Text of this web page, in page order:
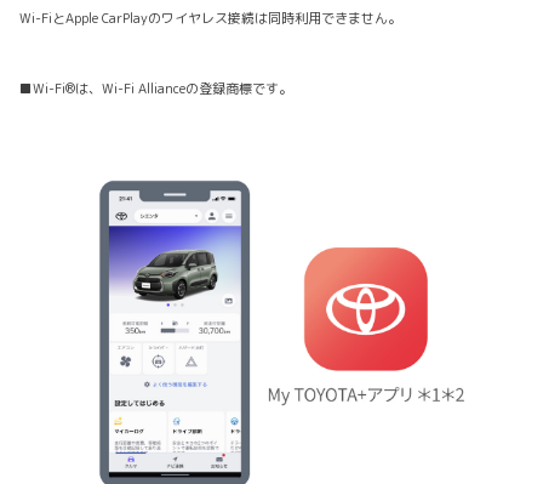
Wi-FiとApple CarPlayのワイヤレス接続は同時利用できません。
■Wi-Fi®は、Wi-Fi Allianceの登録商標です。